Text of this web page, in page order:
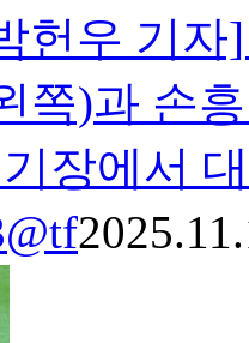
헌우 기
쪽)과 손
장에서